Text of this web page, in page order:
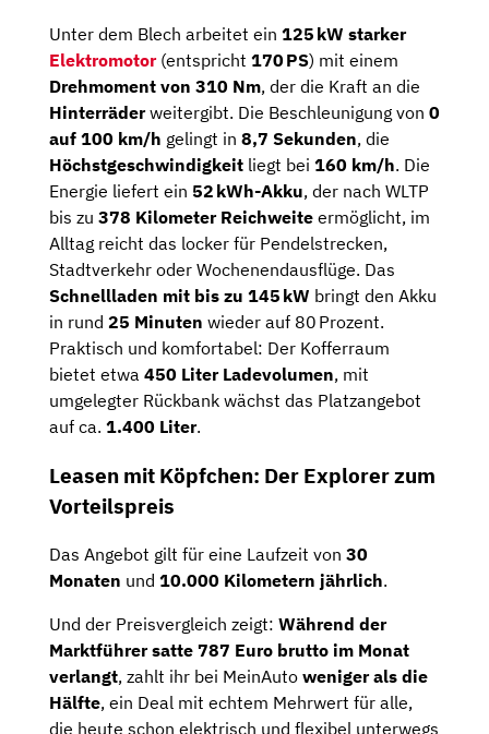
Unter dem Blech arbeitet ein 125 kW starker
Elektromotor(entspricht 170 PS) mit einem
Drehmoment von 310 Nm, der die Kraft an die
Hinterräderweitergibt. Die Beschleunigung von 0
auf 100 km/h gelingt in 8,7 Sekunden, die
Höchstgeschwindigkeit liegt bei 160 km/h. Die
Energie liefert ein 52 kWh-Akku, der nach WLTP
bis zu 378 Kilometer Reichweite ermöglicht, im
Alltag reicht das locker für Pendelstrecken,
Stadtverkehr oder Wochenendausflüge. Das
Schnellladen mit bis zu 145 kW bringt den Akku
in rund 25 Minuten wieder auf 80 Prozent.
Praktisch und komfortabel: Der Kofferraum
bietet etwa 450 Liter Ladevolumen, mit
umgelegter Rückbank wächst das Platzangebot
auf ca. 1.400 Liter.
Leasen mit Köpfchen: Der Explorer zum
Vorteilspreis
Das Angebot gilt für eine Laufzeit von 30
Monaten und 10.000 Kilometern jährlich.
Und der Preisvergleich zeigt: Während der
Marktführer satte 787 Euro brutto im Monat
verlangt, zahlt ihr bei MeinAuto weniger als die
Hälfte, ein Deal mit echtem Mehrwert für alle,
die heute schon elektrisch und flexibel unterwegs